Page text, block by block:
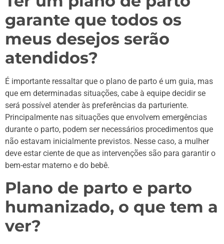
garante que todos os
meus desejos serão
atendidos?
É importante ressaltar que o plano de parto é um guia, mas
que em determinadas situações, cabe à equipe decidir se
será possível atender às preferências da parturiente.
Principalmente nas situações que envolvem emergências
durante o parto, podem ser necessários procedimentos que
não estavam inicialmente previstos. Nesse caso, a mulher
deve estar ciente de que as intervenções são para garantir o
bem-estar materno e do bebê.
Plano de parto e parto
humanizado, o que tem a
ver?